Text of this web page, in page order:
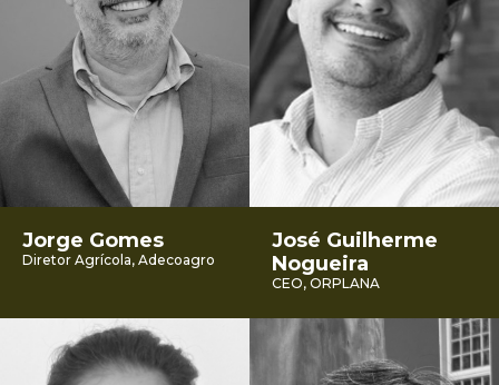
Jorge Gomes
Diretor Agrícola, Adecoagro
José Guilherme
Nogueira
CEO, ORPLANA